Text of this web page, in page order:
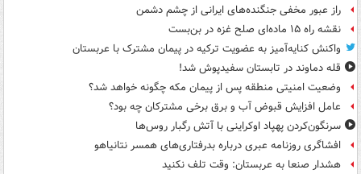
راز عبور مخفی جنگنده‌های ایرانی از چشم دشمن
نقشه راه ۱۵ ماده‌ای صلح غزه در بن‌بست
واکنش کنایه‌آمیز به عضویت ترکیه در پیمان مشترک با عربستان
قله دماوند در تابستان سفیدپوش شد!
وضعیت امنیتی منطقه پس از پیمان مکه چگونه خواهد شد؟
عامل افزایش قبوض آب و برق برخی مشترکان چه بود؟
سرنگون‌کردن پهپاد اوکراینی با آتش رگبار روس‌ها
افشاگری روزنامه عبری درباره بدرفتاری‌های همسر نتانیاهو
هشدار صنعا به عربستان: وقت تلف نکنید